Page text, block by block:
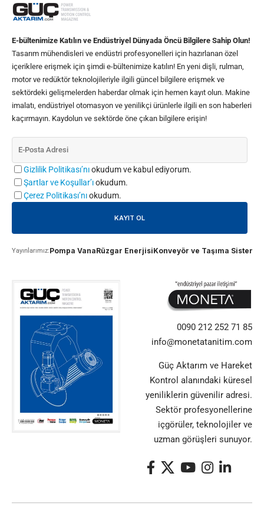
E-bültenimize Katılın ve Endüstriyel Dünyada Öncü Bilgilere Sahip Olun!
Tasarım mühendisleri ve endüstri profesyonelleri için hazırlanan özel
içeriklere erişmek için şimdi e-bültenimize katılın! En yeni dişli, rulman,
motor ve redüktör teknolojileriyle ilgili güncel bilgilere erişmek ve
sektördeki gelişmelerden haberdar olmak için hemen kayıt olun. Makine
imalatı, endüstriyel otomasyon ve yenilikçi ürünlerle ilgili en son haberleri
kaçırmayın. Kaydolun ve sektörde öne çıkan bilgilere erişin!
Gizlilik Politikası’nıokudum ve kabul ediyorum.
Şartlar ve Koşullar’ıokudum.
Çerez Politikası’nıokudum.
Yayınlarımız:Pompa VanaRüzgar EnerjisiKonveyör ve Taşıma
0090 212 252 71 85
info@monetatanitim.com
Güç Aktarım ve Hareket
Kontrol alanındaki küresel
yeniliklerin güvenilir adresi.
Sektör profesyonellerine
içgörüler, teknolojiler ve
uzman görüşleri sunuyor.